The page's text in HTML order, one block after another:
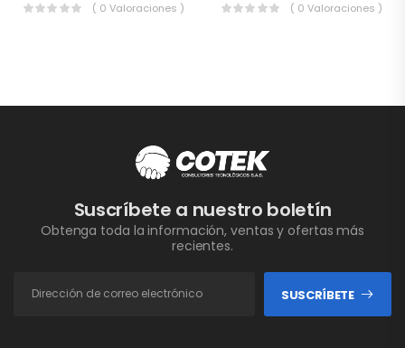
( 0 Valoraciones ) ( 0 Valoraciones )
Suscríbete a nuestro boletín
Obtenga toda la información, ventas y ofertas más
recientes.
SUSCRÍBETE